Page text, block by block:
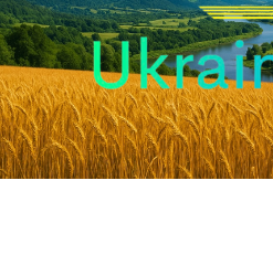
UKRAINE-IS
ПОДОРОЖI ПО УКРАЇНІ